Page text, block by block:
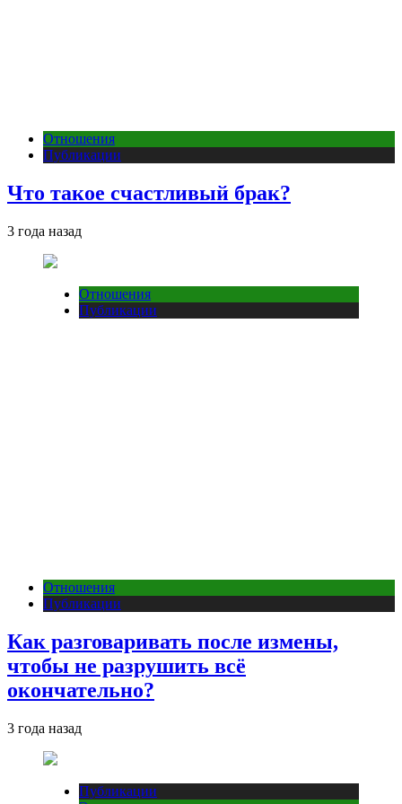
Отношения
Публикации
Что такое счастливый брак?
3 года назад
Отношения
Публикации
Отношения
Публикации
Как разговаривать после измены,
чтобы не разрушить всё
окончательно?
3 года назад
Публикации